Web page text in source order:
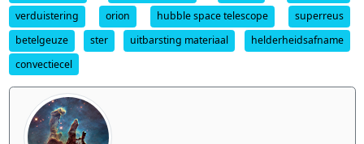
verduistering
orion hubble space telescope
superreus
betelgeuze
ster uitbarsting materiaal
helderheidsafname
convectiecel